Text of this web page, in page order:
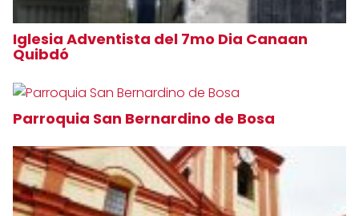
Iglesia Adventista del 7mo Dia Canaan
Quibdó
Parroquia San Bernardino de Bosa